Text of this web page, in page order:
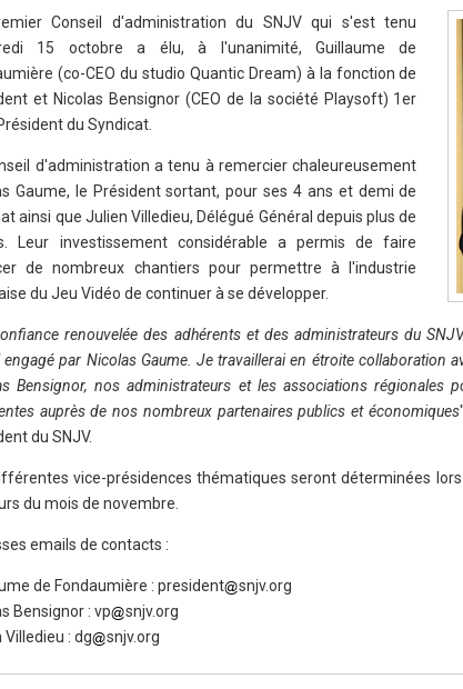
Conseil d'administration du SNJV qui s'est tenu
15 octobre a élu, à l'unanimité, Guillaume de
(co-CEO du studio Quantic Dream) à la fonction de
et Nicolas Bensignor (CEO de la société Playsoft) 1er
du Syndicat.
d'administration a tenu à remercier chaleureusement
Gaume, le Président sortant, pour ses 4 ans et demi de
ainsi que Julien Villedieu, Délégué Général depuis plus de
Leur investissement considérable a permis de faire
de nombreux chantiers pour permettre à l'industrie
du Jeu Vidéo de continuer à se développer.
renouvelée des adhérents et des administrateurs du
engagé par Nicolas Gaume. Je travaillerai en étroite collaboration
Bensignor, nos administrateurs et les associations régionales
auprès de nos nombreux partenaires publics et économiques
du SNJV.
vice-présidences thématiques seront déterminées
du mois de novembre.
emails de contacts :
de Fondaumière : president
snjv.org
Bensignor : vp
snjv.org
Villedieu : dg
snjv.org